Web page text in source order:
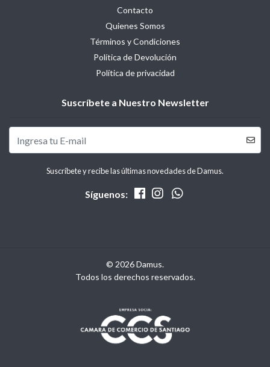
Contacto
Quienes Somos
Términos y Condiciones
Política de Devolución
Política de privacidad
Suscríbete a Nuestro Newsletter
Suscríbete y recibe las últimas novedades de Damus.
Síguenos:
© 2026 Damus.
Todos los derechos reservados.